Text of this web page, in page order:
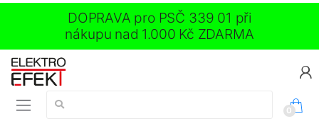
DOPRAVA pro PSČ 339 01 při
nákupu nad 1.000 Kč ZDARMA
Vyhledávání:
0